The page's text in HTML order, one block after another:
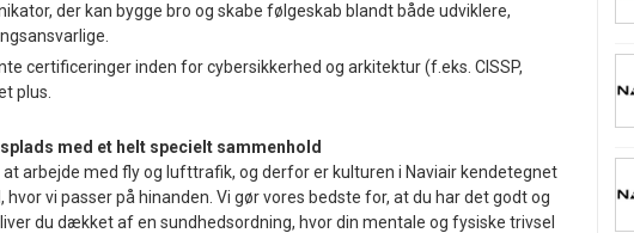
der kan bygge bro og skabe følgeskab blandt både udviklere,
certificeringer inden for cybersikkerhed og arkitektur (f.eks. CISSP,
plus.
med et helt specielt sammenhold
arbejde med fly og lufttrafik, og derfor er kulturen i Naviair kendetegnet
vi passer på hinanden. Vi gør vores bedste for, at du har det godt og
du dækket af en sundhedsordning, hvor din mentale og fysiske trivsel